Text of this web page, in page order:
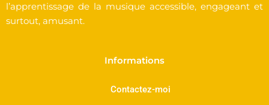
l’apprentissage de la musique accessible, engageant et
surtout, amusant.
Informations
Contactez-moi